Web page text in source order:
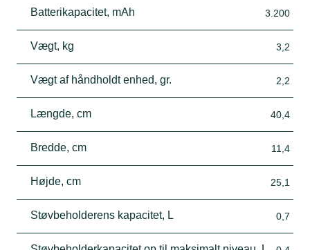
Batterikapacitet, mAh 3.200
Vægt, kg 3,2
Vægt af håndholdt enhed, gr. 2,2
Længde, cm 40,4
Bredde, cm 11,4
Højde, cm 25,1
Støvbeholderens kapacitet, L 0,7